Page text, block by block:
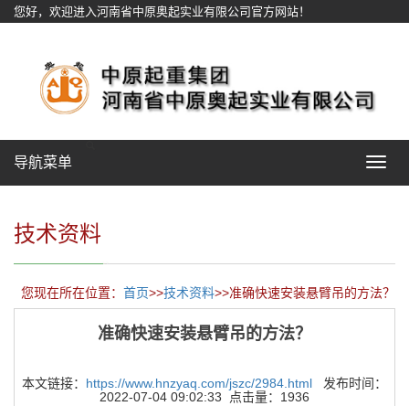
您好，欢迎进入河南省中原奥起实业有限公司官方网站！
Toggle
导航菜单
技术资料
您现在所在位置： 首页>>技术资料>>准确快速安装悬臂吊的方法？
准确快速安装悬臂吊的方法？
本文链接： https://www.hnzyaq.com/jszc/2984.html 发布时间：
2022-07-04 09:02:33 点击量：1936